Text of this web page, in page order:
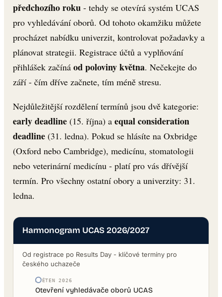
předchozího roku - tehdy se otevírá systém UCAS
pro vyhledávání oborů. Od tohoto okamžiku můžete
procházet nabídku univerzit, kontrolovat požadavky a
plánovat strategii. Registrace účtů a vyplňování
přihlášek začíná od poloviny května. Nečekejte do
září - čím dříve začnete, tím méně stresu.
Nejdůležitější rozdělení termínů jsou dvě kategorie:
early deadline (15. října) a equal consideration
deadline (31. ledna). Pokud se hlásíte na Oxbridge
(Oxford nebo Cambridge), medicínu, stomatologii
nebo veterinární medicínu - platí pro vás dřívější
termín. Pro všechny ostatní obory a univerzity: 31.
ledna.
Harmonogram UCAS 2026/2027
Od registrace po Results Day - klíčové termíny pro
českého uchazeče
KVĚTEN 2026
Otevření vyhledávače oborů UCAS